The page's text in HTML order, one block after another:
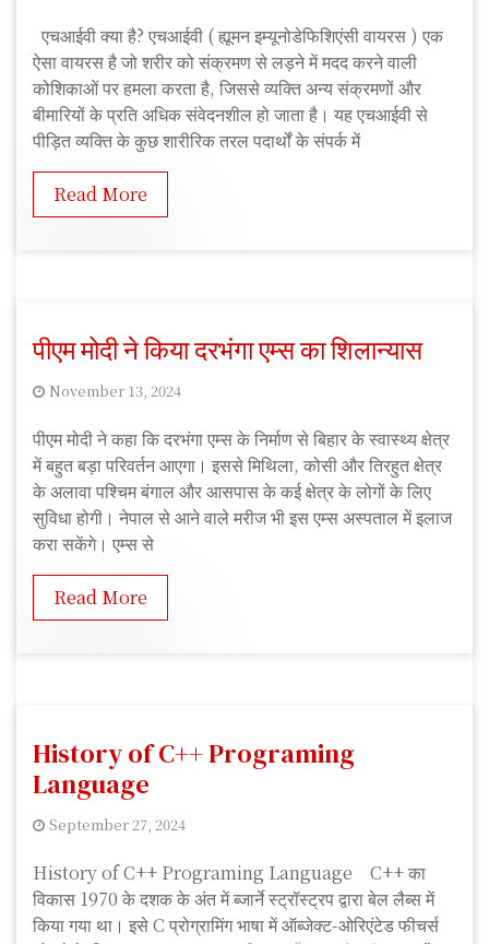
u
s
h
m
i
t
एचआईवी क्या है? एचआईवी ( ह्यूमन इम्यूनोडेफिशिएंसी वायरस ) एक
ऐसा वायरस है जो शरीर को संक्रमण से लड़ने में मदद करने वाली
कोशिकाओं पर हमला करता है, जिससे व्यक्ति अन्य संक्रमणों और
बीमारियों के प्रति अधिक संवेदनशील हो जाता है। यह एचआईवी से
पीड़ित व्यक्ति के कुछ शारीरिक तरल पदार्थों के संपर्क में
Read More
पीएम मोदी ने किया दरभंगा एम्स का शिलान्यास
November 13, 2024
n
k
i
t
पीएम मोदी ने कहा कि दरभंगा एम्स के निर्माण से बिहार के स्वास्थ्य क्षेत्र
में बहुत बड़ा परिवर्तन आएगा। इससे मिथिला, कोसी और तिरहुत क्षेत्र
के अलावा पश्चिम बंगाल और आसपास के कई क्षेत्र के लोगों के लिए
सुविधा होगी। नेपाल से आने वाले मरीज भी इस एम्स अस्पताल में इलाज
करा सकेंगे। एम्स से
Read More
History of C++ Programing
Language
September 27, 2024
n
k
i
History of C++ Programing Language C++ का
विकास 1970 के दशक के अंत में ब्जार्ने स्ट्रॉस्ट्रप द्वारा बेल लैब्स में
किया गया था। इसे C प्रोग्रामिंग भाषा में ऑब्जेक्ट-ओरिएंटेड फीचर्स